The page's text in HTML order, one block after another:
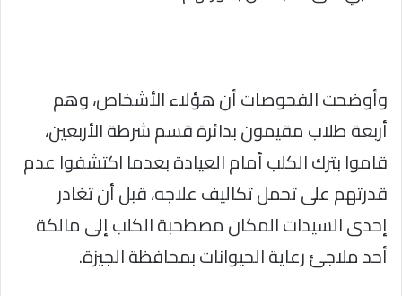
وأوضحت الفحوصات أن هؤلاء الأشخاص، وهم
أربعة طلاب مقيمون بدائرة قسم شرطة الأربعين،
قاموا بترك الكلب أمام العيادة بعدما اكتشفوا عدم
قدرتهم على تحمل تكاليف علاجه، قبل أن تغادر
إحدى السيدات المكان مصطحبة الكلب إلى مالكة
أحد ملاجئ رعاية الحيوانات بمحافظة الجيزة.